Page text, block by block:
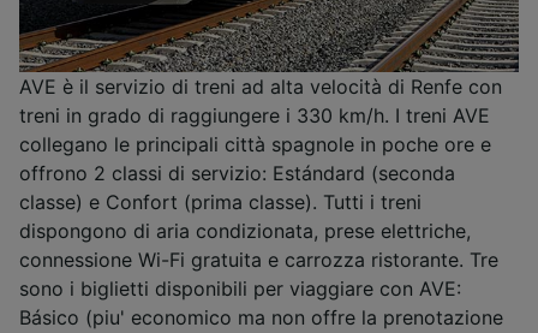
AVE è il servizio di treni ad alta velocità di Renfe con
treni in grado di raggiungere i 330 km/h. I treni AVE
collegano le principali città spagnole in poche ore e
offrono 2 classi di servizio: Estándard (seconda
classe) e Confort (prima classe). Tutti i treni
dispongono di aria condizionata, prese elettriche,
connessione Wi-Fi gratuita e carrozza ristorante. Tre
sono i biglietti disponibili per viaggiare con AVE:
Básico (piu' economico ma non offre la prenotazione